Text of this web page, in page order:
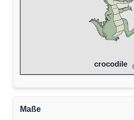
crocodile
Maße